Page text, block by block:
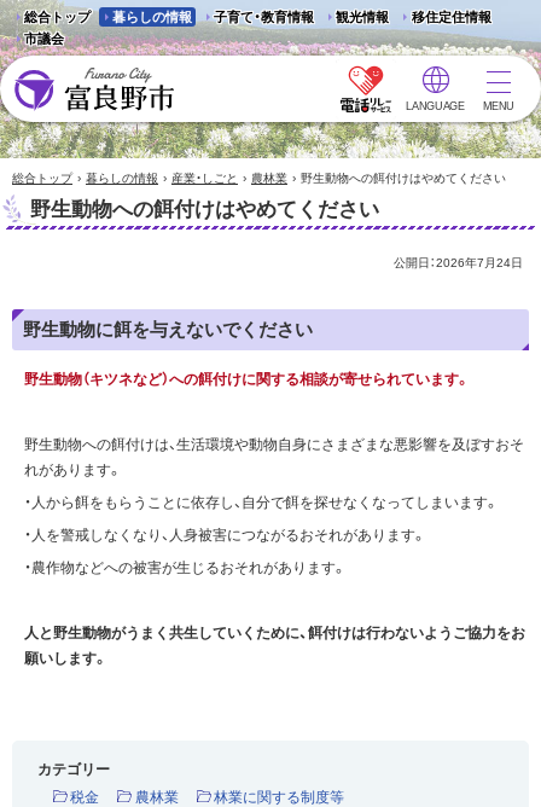
総合トップ 暮らしの情報 子育て・教育情報 観光情報
移住定住情報
市議会
富良野市 - Frano City
LANGUAGE MENU
総合トップ › 暮らしの情報 › 産業・しごと › 農林業 › 野生動物への餌付けはやめてください
野生動物への餌付けはやめてください
公開日：2026年7月24日
野生動物に餌を与えないでください
野生動物（キツネなど）への餌付けに関する相談が寄せられています。
野生動物への餌付けは、生活環境や動物自身にさまざまな悪影響を及ぼすおそ
れがあります。
・人から餌をもらうことに依存し、自分で餌を探せなくなってしまいます。
・人を警戒しなくなり、人身被害につながるおそれがあります。
・農作物などへの被害が生じるおそれがあります。
人と野生動物がうまく共生していくために、餌付けは行わないようご協力をお
願いします。
カテゴリー
税金
農林業
林業に関する制度等